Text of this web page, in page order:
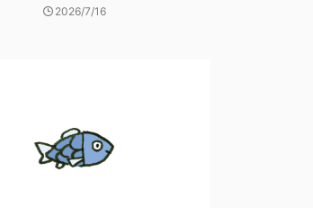
2026/7/16